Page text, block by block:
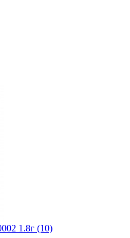
1.8г (10)